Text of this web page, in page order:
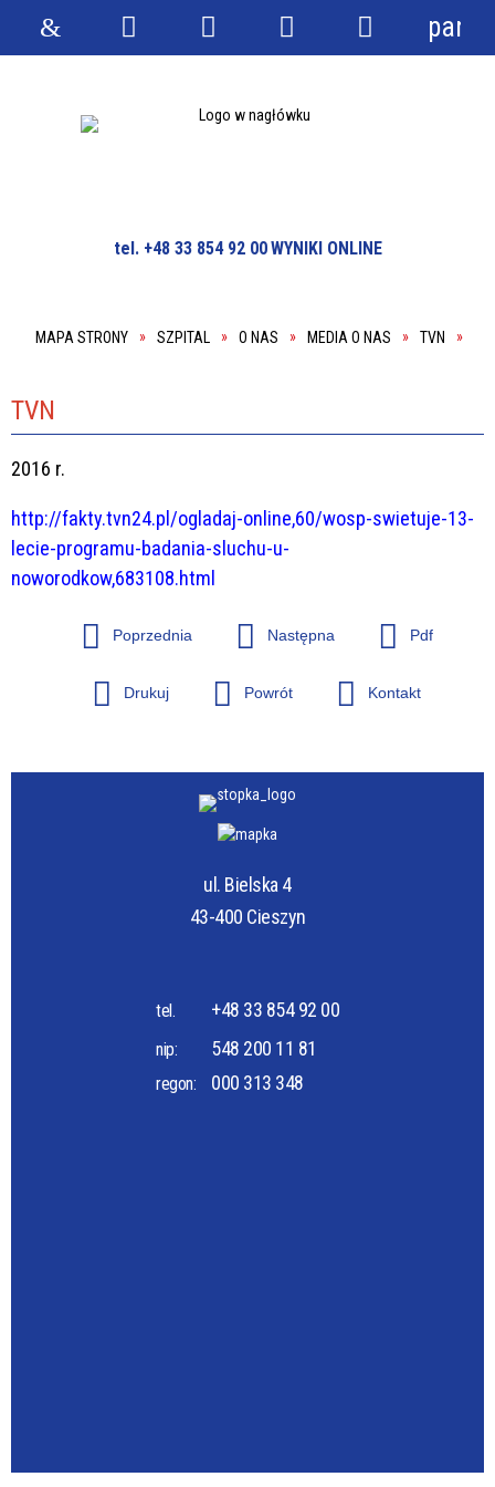
tel. +48 33 854 92 00WYNIKI ONLINE
MAPA STRONY SZPITAL O NAS MEDIA O NAS TVN
TVN
2016 r.
http://fakty.tvn24.pl/ogladaj-online,60/wosp-swietuje-13-
lecie-programu-badania-sluchu-u-
noworodkow,683108.html
Poprzednia Następna Pdf
Drukuj Powrót Kontakt
ul. Bielska 4
43-400 Cieszyn
tel. +48 33 854 92 00
nip: 548 200 11 81
regon: 000 313 348
StronaWyszukiwarka
Narzędzia
Menu Menu
panel